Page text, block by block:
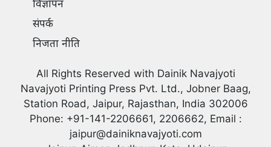
विज्ञापन
संपर्क
निजता नीति
All Rights Reserved with Dainik Navajyoti
Navajyoti Printing Press Pvt. Ltd., Jobner Baag,
Station Road, Jaipur, Rajasthan, India 302006
Phone: +91-141-2206661, 2206662, Email :
jaipur@dainiknavajyoti.com